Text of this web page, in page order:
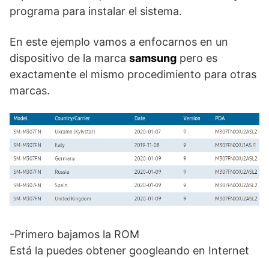
programa para instalar el sistema.
En este ejemplo vamos a enfocarnos en un
dispositivo de la marca samsung pero es
exactamente el mismo procedimiento para otras
marcas.
-Primero bajamos la ROM
Está la puedes obtener googleando en Internet